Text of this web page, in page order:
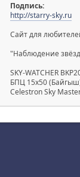
Подпись:
http://starry-sky.ru
Сайт для
"Наблюдение
SKY-WATCHER
БПЦ 15х50
Celestron Sky